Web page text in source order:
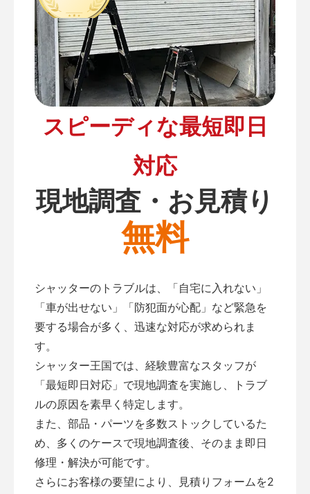
スピーディな最短即日
対応
現地調査・お見積り
無料
シャッターのトラブルは、「自宅に入れない」
「車が出せない」「防犯面が心配」など緊急を
要する場合が多く、迅速な対応が求められま
す。
シャッター王国では、経験豊富なスタッフが
「最短即日対応」で現地調査を実施し、トラブ
ルの原因を素早く特定します。
また、部品・パーツを多数ストックしているた
め、多くのケースで現地調査後、そのまま即日
修理・解決が可能です。
さらにお客様の要望により、見積りフォームを2